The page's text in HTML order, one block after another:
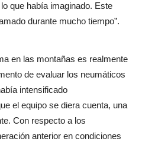
que había imaginado. Este
durante mucho tiempo”.
en las montañas es realmente
de evaluar los neumáticos
intensificado
el equipo se diera cuenta, una
Con respecto a los
anterior en condiciones